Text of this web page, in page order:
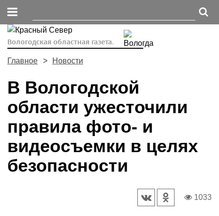
Вологодская областная газета.
Главное Новости
В Вологодской
области ужесточили
правила фото- и
видеосъемки в целях
безопасности
1033